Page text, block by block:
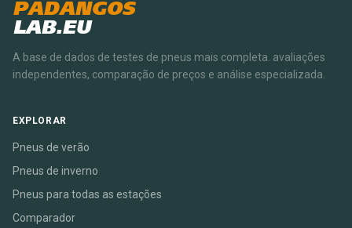
PADANGOS
LAB.EU
A base de dados de testes de pneus mais completa. avaliações
independentes, comparação de preços e análise especializada.
EXPLORAR
Pneus de verão
Pneus de inverno
Pneus para todas as estações
Comparador